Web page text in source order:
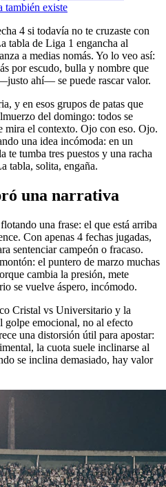
también existe
4 si todavía no te cruzaste con
tabla de Liga 1 engancha al
a medias nomás. Yo lo veo así:
por escudo, bulla y nombre que
ahí— se puede rascar valor.
y en esos grupos de patas que
del domingo: todos se
mira el contexto. Ojo con eso. Ojo.
una idea incómoda: en un
te tumba tres puestos y una racha
tabla, solita, engaña.
una narrativa
una frase: el que está arriba
Con apenas 4 fechas jugadas,
sentenciar campeón o fracaso.
el puntero de marzo muchas
cambia la presión, mete
se vuelve áspero, incómodo.
Cristal vs Universitario y la
golpe emocional, no al efecto
una distorsión útil para apostar:
la cuota suele inclinarse al
se inclina demasiado, hay valor